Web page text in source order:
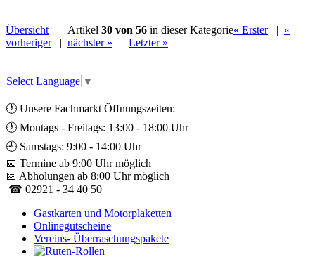
Übersicht | Artikel 30 von 56 in dieser Kategorie« Erster| «
vorheriger| nächster » | Letzter »
Select Language ▼
🕐 Unsere Fachmarkt Öffnungszeiten:
🕐 Montags - Freitags: 13:00 - 18:00 Uhr
🕘 Samstags: 9:00 - 14:00 Uhr
📅 Termine ab 9:00 Uhr möglich
📅 Abholungen ab 8:00 Uhr möglich
☎ 02921 - 34 40 50
Gastkarten und Motorplaketten
Onlinegutscheine
Vereins- Überraschungspakete